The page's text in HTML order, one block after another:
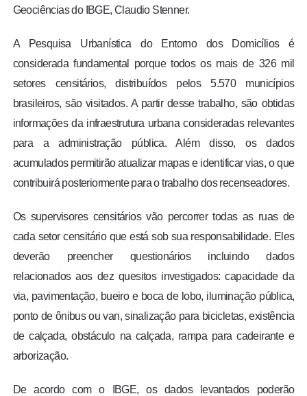
Geociências do IBGE, Claudio Stenner.
A Pesquisa Urbanística do Entorno dos Domicílios é
considerada fundamental porque todos os mais de 326 mil
setores censitários, distribuídos pelos 5.570 municípios
brasileiros, são visitados. A partir desse trabalho, são obtidas
informações da infraestrutura urbana consideradas relevantes
para a administração pública. Além disso, os dados
acumulados permitirão atualizar mapas e identificar vias, o que
contribuirá posteriormente para o trabalho dos recenseadores.
Os supervisores censitários vão percorrer todas as ruas de
cada setor censitário que está sob sua responsabilidade. Eles
deverão preencher questionários incluindo dados
relacionados aos dez quesitos investigados: capacidade da
via, pavimentação, bueiro e boca de lobo, iluminação pública,
ponto de ônibus ou van, sinalização para bicicletas, existência
de calçada, obstáculo na calçada, rampa para cadeirante e
arborização.
De acordo com o IBGE, os dados levantados poderão